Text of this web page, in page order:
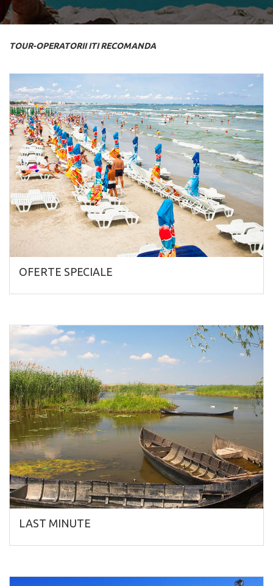
TOUR-OPERATORII ITI RECOMANDA
OFERTE SPECIALE
LAST MINUTE